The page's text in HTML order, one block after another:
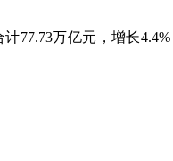
计77.73万亿元，增长4.4%